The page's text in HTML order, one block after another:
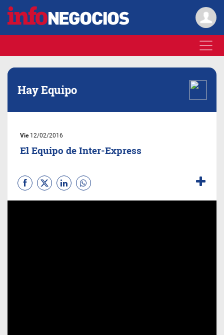
Hay Equipo
Vie12/02/2016
El Equipo de Inter-Express